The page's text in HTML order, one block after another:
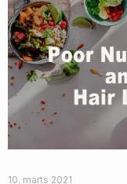
10. marts 2021